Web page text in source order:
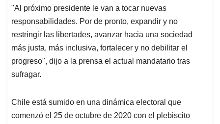
"Al próximo presidente le van a tocar nuevas
responsabilidades. Por de pronto, expandir y no
restringir las libertades, avanzar hacia una sociedad
más justa, más inclusiva, fortalecer y no debilitar el
progreso", dijo a la prensa el actual mandatario tras
sufragar.
Chile está sumido en una dinámica electoral que
comenzó el 25 de octubre de 2020 con el plebiscito